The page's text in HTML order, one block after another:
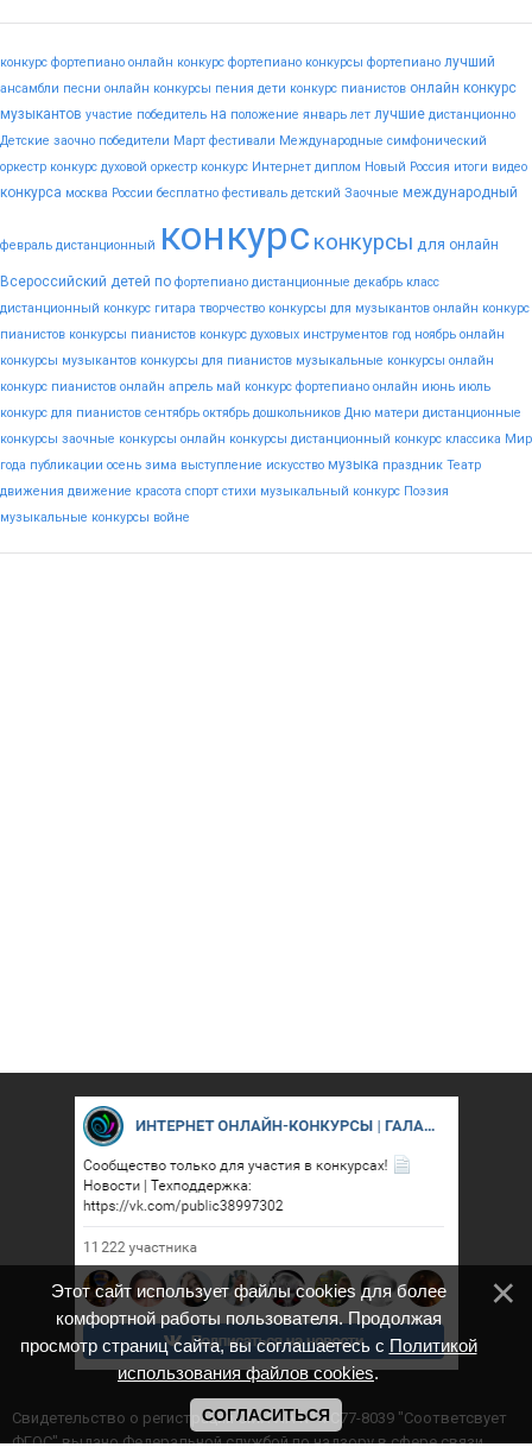
конкурс фортепиано онлайн конкурс фортепиано конкурсы фортепиано лучший
ансамбли песни онлайн конкурсы пения дети конкурс пианистов онлайн конкурс
музыкантов участие победитель на положение январь лет лучшие дистанционно
Детские заочно победители Март фестивали Международные симфонический
оркестр конкурс духовой оркестр конкурс Интернет диплом Новый Россия итоги видео
конкурса москва России бесплатно фестиваль детский Заочные международный
февраль дистанционный конкурс конкурсы для онлайн
Всероссийский детей по фортепиано дистанционные декабрь класс
дистанционный конкурс гитара творчество конкурсы для музыкантов онлайн конкурс
пианистов конкурсы пианистов конкурс духовых инструментов год ноябрь онлайн
конкурсы музыкантов конкурсы для пианистов музыкальные конкурсы онлайн
конкурс пианистов онлайн апрель май конкурс фортепиано онлайн июнь июль
конкурс для пианистов сентябрь октябрь дошкольников Дню матери дистанционные
конкурсы заочные конкурсы онлайн конкурсы дистанционный конкурс классика Мир
года публикации осень зима выступление искусство музыка праздник Театр
движения движение красота спорт стихи музыкальный конкурс Поэзия
музыкальные конкурсы войне
Cвидетельство о регистрации СМИ ИА № ФС77-8039 "Соответсвует
ФГОС" выдано Федеральной службой по надзору в сфере связи,
Этот сайт использует файлы cookies для более
комфортной работы пользователя. Продолжая
просмотр страниц сайта, вы соглашаетесь с Политикой
использования файлов cookies.
СОГЛАСИТЬСЯ